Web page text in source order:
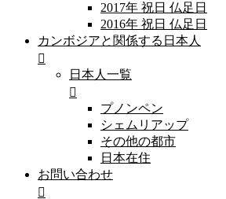
2017年 祝日 仏足日
2016年 祝日 仏足日
カンボジアと関係する日本人
日本人一覧
プノンペン
シェムリアップ
その他の都市
日本在住
お問い合わせ